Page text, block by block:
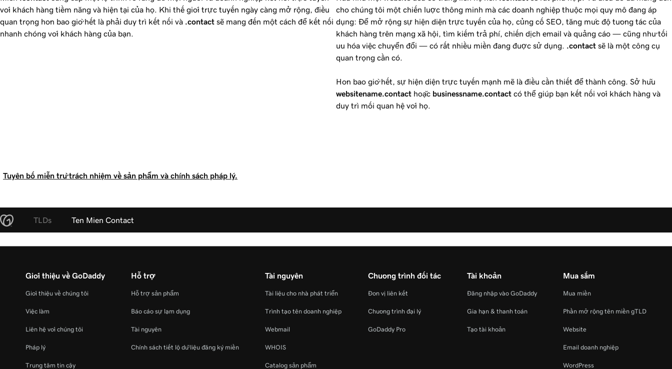
với khách hàng tiềm năng và hiện tại của họ. Khi thế giới trực tuyến ngày càng mở rộng, điều
quan trọng hơn bao giờ hết là phải duy trì kết nối và .contact sẽ mang đến một cách để kết nối
nhanh chóng với khách hàng của bạn.
cho chúng tôi một chiến lược thông minh mà các doanh nghiệp thuộc mọi quy mô đang áp
dụng: Để mở rộng sự hiện diện trực tuyến của họ, củng cố SEO, tăng mức độ tương tác của
khách hàng trên mạng xã hội, tìm kiếm trả phí, chiến dịch email và quảng cáo — cũng như tối
ưu hóa việc chuyển đổi — có rất nhiều miền đang được sử dụng. .contact sẽ là một công cụ
quan trọng cần có.
Hơn bao giờ hết, sự hiện diện trực tuyến mạnh mẽ là điều cần thiết để thành công. Sở hữu
websitename.contact hoặc businessname.contact có thể giúp bạn kết nối với khách hàng và
duy trì mối quan hệ với họ.
Tuyên bố miễn trừ trách nhiệm về sản phẩm và chính sách pháp lý.
TLDs Ten Mien Contact
Giới thiệu về GoDaddy
Giới thiệu về chúng tôi
Việc làm
Liên hệ với chúng tôi
Pháp lý
Trung tâm tin cậy
Hỗ trợ
Hỗ trợ sản phẩm
Báo cáo sự lạm dụng
Tài nguyên
Chính sách tiết lộ dữ liệu đăng ký miền
Tài nguyên
Tài liệu cho nhà phát triển
Trình tạo tên doanh nghiệp
Webmail
WHOIS
Catalog sản phẩm
Chương trình đối tác
Đơn vị liên kết
Chương trình đại lý
GoDaddy Pro
Tài khoản
Đăng nhập vào GoDaddy
Gia hạn & thanh toán
Tạo tài khoản
Mua sắm
Mua miền
Phần mở rộng tên miền gTLD
Website
Email doanh nghiệp
WordPress